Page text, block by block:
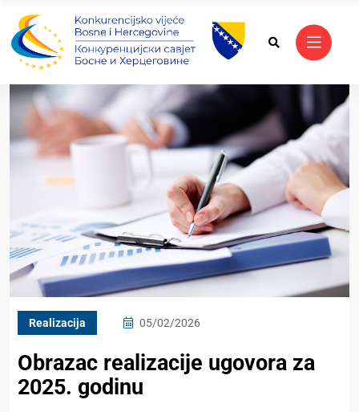
Realizacija 05/02/2026
Obrazac realizacije ugovora za
2025. godinu